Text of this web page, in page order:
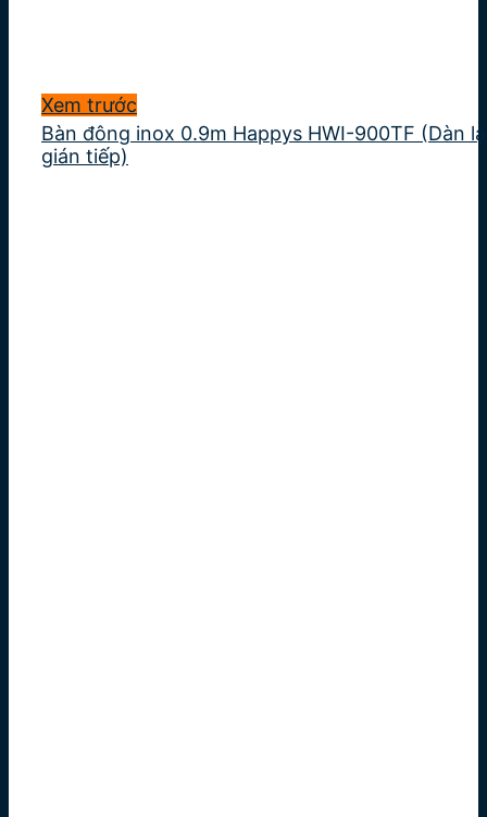
Xem trước
Bàn đông inox 0.9m Happys HWI-900TF (Dàn
gián tiếp)